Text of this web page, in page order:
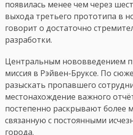
появилась менее чем через
выхода третьего прототипа в
говорит о достаточно
разработки.
Центральным нововведением
миссия в Рэйвен-Бруксе. По
разыскать пропавшего
местонахождение важного
постепенно раскрывают более
связанную с постоянными
города.